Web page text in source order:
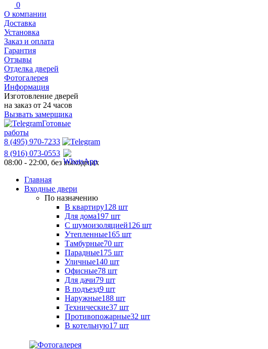
0
О компании
Доставка
Установка
Заказ и оплата
Гарантия
Отзывы
Отделка дверей
Фотогалерея
Информация
Изготовление дверей
на заказ от 24 часов
Вызвать замерщика
Готовые
работы
8 (495) 970-7233
8 (916) 073-0553
08:00 - 22:00, без выходных
Главная
Входные двери
По назначению
В квартиру128 шт
Для дома197 шт
С шумоизоляцией126 шт
Утепленные165 шт
Тамбурные70 шт
Парадные175 шт
Уличные140 шт
Офисные78 шт
Для дачи79 шт
В подъезд9 шт
Наружные188 шт
Технические37 шт
Противопожарные32 шт
В котельную17 шт